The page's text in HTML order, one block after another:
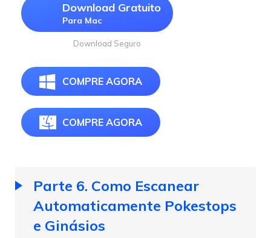
Download Gratuito
Para Mac
Download Seguro
COMPRE AGORA
COMPRE AGORA
Parte 6. Como Escanear
Automaticamente Pokestops
e Ginásios